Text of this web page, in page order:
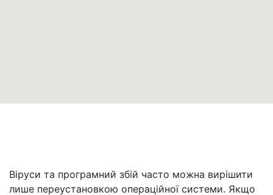
Віруси та програмний збій часто можна вирішити
лише переустановкою операційної системи. Якщо